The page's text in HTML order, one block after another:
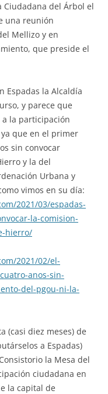
del Árbol el
una reunión
Mellizo y en
que preside el
Espadas la Alcaldía
y parece que
la participación
que en el primer
sin convocar
y la del
Urbana y
vimos en su día:
2021/03/espadas-
la-comision-
hierro/
2021/02/el-
anos-sin-
del-pgou-ni-la-
(casi diez meses) de
a Espadas)
la Mesa del
ciudadana en
la capital de